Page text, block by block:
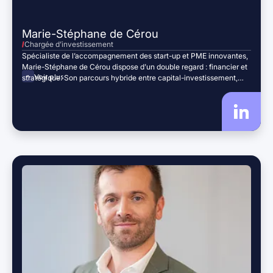
Marie-Stéphane de Cérou
Chargée d’investissement
Spécialiste de l’accompagnement des start-up et PME innovantes,
Marie-Stéphane de Cérou dispose d’un double regard : financier et
stratégique. Son parcours hybride entre capital-investissement,
approche à 360° des enjeux d’innovation. Aujourd’hui chargée
d’investissement chez Région Sud Investissement, elle met son
projets à fort potentiel.
Voir plus